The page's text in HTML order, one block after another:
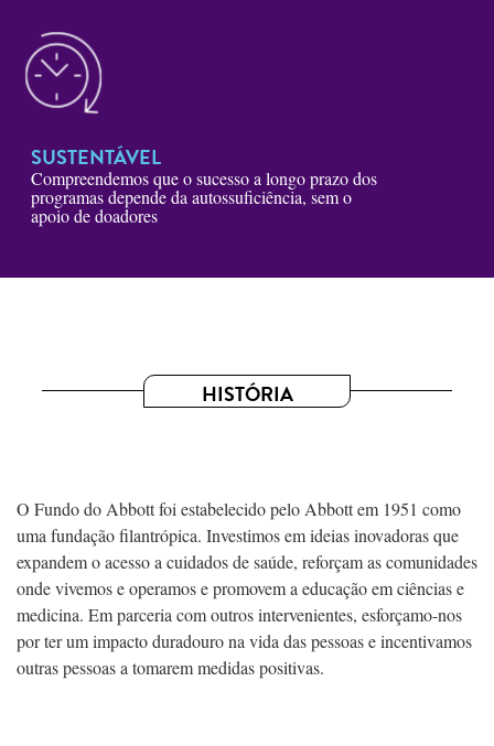
SUSTENTÁVEL
Compreendemos que o sucesso a longo prazo dos
programas depende da autossuficiência, sem o
apoio de doadores
HISTÓRIA
O Fundo do Abbott foi estabelecido pelo Abbott em 1951 como
uma fundação filantrópica. Investimos em ideias inovadoras que
expandem o acesso a cuidados de saúde, reforçam as comunidades
onde vivemos e operamos e promovem a educação em ciências e
medicina. Em parceria com outros intervenientes, esforçamo-nos
por ter um impacto duradouro na vida das pessoas e incentivamos
outras pessoas a tomarem medidas positivas.